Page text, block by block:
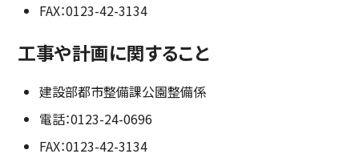
FAX：0123-42-3134
工事や計画に関すること
建設部都市整備課公園整備係
電話：0123-24-0696
FAX：0123-42-3134